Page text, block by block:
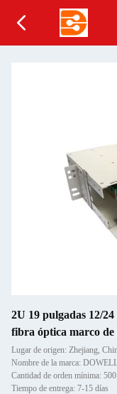
2U 19 pulgadas 12/
fibra óptica marco
Lugar de origen: Zhejiang,
Nombre de la marca:
Cantidad de orden mínima:
Tiempo de entrega: 7-15 días